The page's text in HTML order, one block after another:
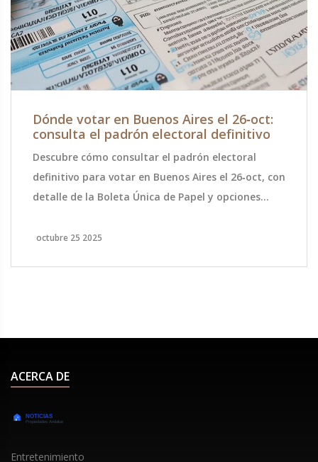
Dónde votar en Buenos Aires el 26‑oct:
consulta el padrón electoral definitivo
Descubre cómo consultar el padrón electoral
definitivo para votar en Buenos Aires el 26‑oct, con
detalle de la Boleta Única de Papel y opciones
octubre 25 2025
ACERCA DE
Entretenimiento